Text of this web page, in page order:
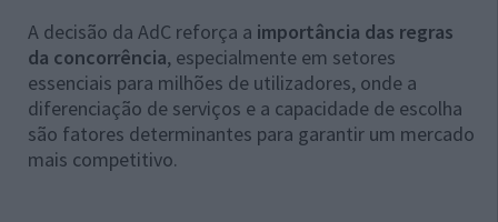
A decisão da AdC reforça a importância das regras
da concorrência, especialmente em setores
essenciais para milhões de utilizadores, onde a
diferenciação de serviços e a capacidade de escolha
são fatores determinantes para garantir um mercado
mais competitivo.